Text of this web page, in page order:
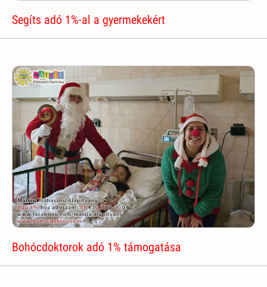
Segíts adó 1%-al a gyermekekért
Bohócdoktorok adó 1% támogatása